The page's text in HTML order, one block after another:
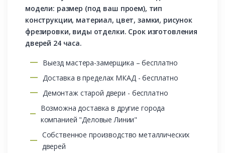
модели: размер (под ваш проем), тип
конструкции, материал, цвет, замки, рисунок
фрезировки, виды отделки. Срок изготовления
дверей 24 часа.
Выезд мастера-замерщика – бесплатно
Доставка в пределах МКАД - бесплатно
Демонтаж старой двери - бесплатно
Возможна доставка в другие города
компанией "Деловые Линии"
Собственное производство металлических
дверей